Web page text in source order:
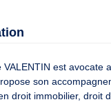
est avocate
son
droit immobilier, droit